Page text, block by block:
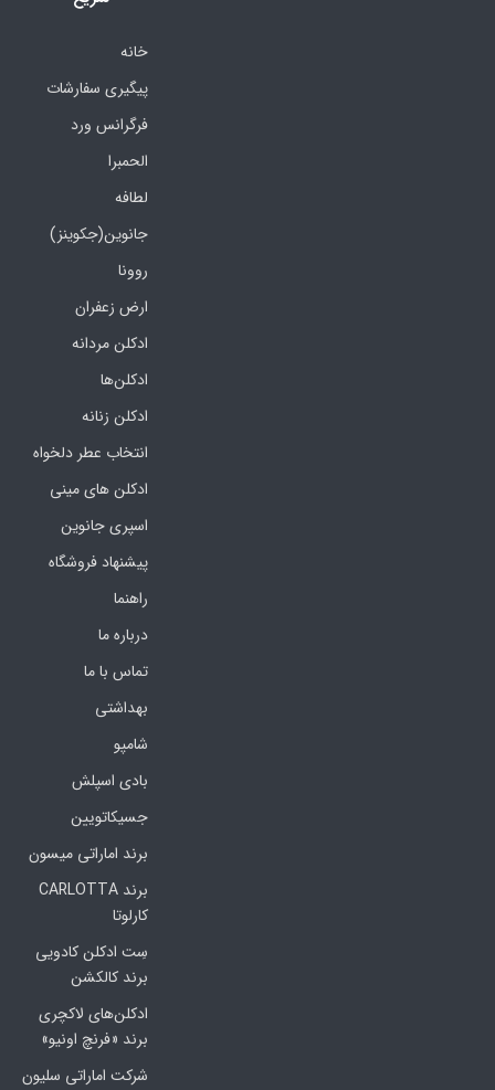
خانه
پیگیری سفارشات
فرگرانس ورد
الحمبرا
لطافه
جانوین(جکوینز)
روونا
ارض زعفران
ادکلن مردانه
ادکلن‌ها
ادکلن زنانه
انتخاب عطر دلخواه
ادکلن های مینی
اسپری جانوین
پیشنهاد فروشگاه
راهنما
درباره ما
تماس با ما
بهداشتی
شامپو
بادی اسپلش
جسیکاتویین
برند اماراتی میسون
برند CARLOTTA
کارلوتا
سِت ادکلن کادویی
برند کالکشن
ادکلن‌های لاکچری
برند «فرنچ اونیو»
شرکت اماراتی سلیون